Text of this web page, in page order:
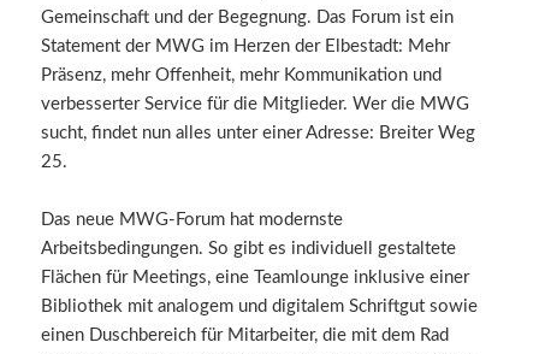
Gemeinschaft und der Begegnung. Das Forum ist ein
Statement der MWG im Herzen der Elbestadt: Mehr
Präsenz, mehr Offenheit, mehr Kommunikation und
verbesserter Service für die Mitglieder. Wer die MWG
sucht, findet nun alles unter einer Adresse: Breiter Weg
25.
Das neue MWG-Forum hat modernste
Arbeitsbedingungen. So gibt es individuell gestaltete
Flächen für Meetings, eine Teamlounge inklusive einer
Bibliothek mit analogem und digitalem Schriftgut sowie
einen Duschbereich für Mitarbeiter, die mit dem Rad